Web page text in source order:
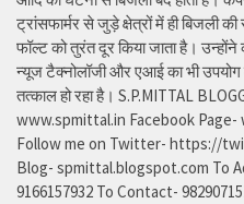
ट्रांसफार्मर से जुड़े क्षेत्रों में ही बिजली
फॉल्ट को तुरंत दूर किया जाता है। उन्होंने
न्यूज टैक्नोलॉजी और एआई का भी उपयोग
तत्काल हो रहा है। S.P.MITTAL
www.spmittal.in Facebook
Follow me on Twitter- https://
Blog- spmittal.blogspot.com To
9166157932 To Contact-